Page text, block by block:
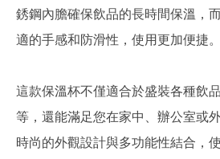
銹鋼內膽確保飲品的長時間保溫，
適的手感和防滑性，使用更加便捷。
這款保溫杯不僅適合於盛裝各種飲
等，還能滿足您在家中、辦公室或
時尚的外觀設計與多功能性結合，